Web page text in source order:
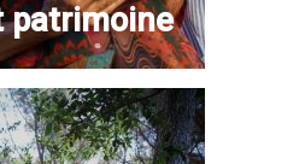
patrimoine